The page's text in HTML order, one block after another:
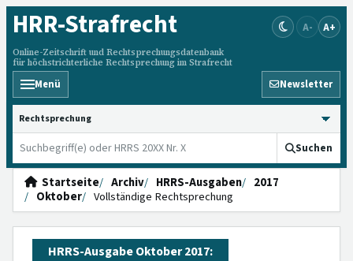
HRR-Strafrecht
Online-Zeitschrift und Rechtsprechungsdatenbank
für höchstrichterliche Rechtsprechung im Strafrecht
A- A+
Menü Newsletter
HRRS durchsuchen
Suchen
Startseite Archiv HRRS-Ausgaben
2017
Oktober
Vollständige Rechtsprechung
HRRS-Ausgabe Oktober 2017: